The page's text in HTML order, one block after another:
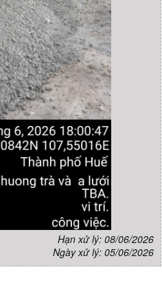
Hạn xử lý: 08/06/2026
Ngày xử lý: 05/06/2026